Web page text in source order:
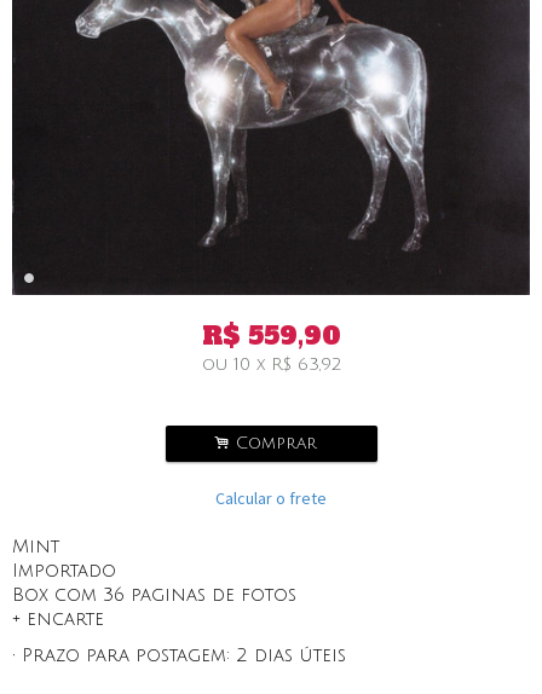
R$ 559,90
ou 10 x R$ 63,92
. Comprar
Calcular o frete
Mint
Importado
Box com 36 paginas de fotos
+ encarte
• Prazo para postagem: 2 dias úteis